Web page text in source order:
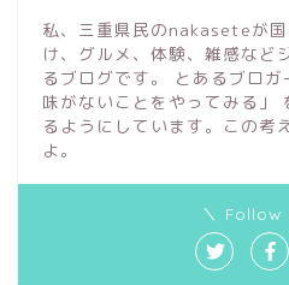
私、三重県民のnakaseteが
け、グルメ、体験、雑感など
るブログです。 とあるブロ
味がないことをやってみる」
るようにしています。この考
よ。
＼ Follow